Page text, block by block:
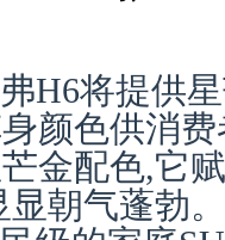
H6将提供
颜色供消
金配色,它
显朝气蓬勃。